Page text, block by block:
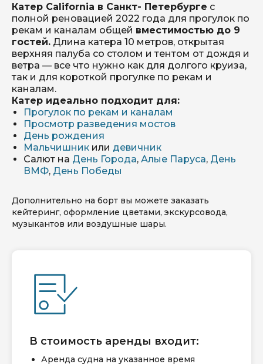
Катер California в Санкт- Петербурге с
полной реновацией 2022 года для прогулок по
рекам и каналам общей вместимостью до 9
гостей. Длина катера 10 метров, открытая
верхняя палуба со столом и тентом от дождя и
ветра — все что нужно как для долгого круиза,
так и для короткой прогулке по рекам и
каналам.
Катер идеально подходит для:
Прогулок по рекам и каналам
Просмотр разведения мостов
День рождения
Мальчишник или девичник
Салют на День Города, Алые Паруса, День
ВМФ, День Победы
Дополнительно на борт вы можете заказать
кейтеринг, оформление цветами, экскурсовода,
музыкантов или воздушные шары.
В стоимость аренды входит:
Аренда судна на указанное время